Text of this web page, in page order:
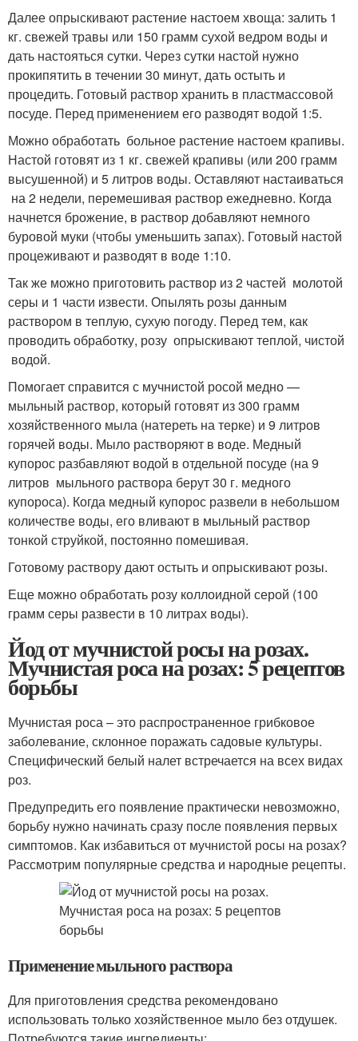
Далее опрыскивают растение настоем хвоща: залить 1
кг. свежей травы или 150 грамм сухой ведром воды и
дать настояться сутки. Через сутки настой нужно
прокипятить в течении 30 минут, дать остыть и
процедить. Готовый раствор хранить в пластмассовой
посуде. Перед применением его разводят водой 1:5.
Можно обработать больное растение настоем крапивы.
Настой готовят из 1 кг. свежей крапивы (или 200 грамм
высушенной) и 5 литров воды. Оставляют настаиваться
на 2 недели, перемешивая раствор ежедневно. Когда
начнется брожение, в раствор добавляют немного
буровой муки (чтобы уменьшить запах). Готовый настой
процеживают и разводят в воде 1:10.
Так же можно приготовить раствор из 2 частей молотой
серы и 1 части извести. Опылять розы данным
раствором в теплую, сухую погоду. Перед тем, как
проводить обработку, розу опрыскивают теплой, чистой
водой.
Помогает справится с мучнистой росой медно —
мыльный раствор, который готовят из 300 грамм
хозяйственного мыла (натереть на терке) и 9 литров
горячей воды. Мыло растворяют в воде. Медный
купорос разбавляют водой в отдельной посуде (на 9
литров мыльного раствора берут 30 г. медного
купороса). Когда медный купорос развели в небольшом
количестве воды, его вливают в мыльный раствор
тонкой струйкой, постоянно помешивая.
Готовому раствору дают остыть и опрыскивают розы.
Еще можно обработать розу коллоидной серой (100
грамм серы развести в 10 литрах воды).
Йод от мучнистой росы на розах.
Мучнистая роса на розах: 5 рецептов
борьбы
Мучнистая роса – это распространенное грибковое
заболевание, склонное поражать садовые культуры.
Специфический белый налет встречается на всех видах
роз.
Предупредить его появление практически невозможно,
борьбу нужно начинать сразу после появления первых
симптомов. Как избавиться от мучнистой росы на розах?
Рассмотрим популярные средства и народные рецепты.
Применение мыльного раствора
Для приготовления средства рекомендовано
использовать только хозяйственное мыло без отдушек.